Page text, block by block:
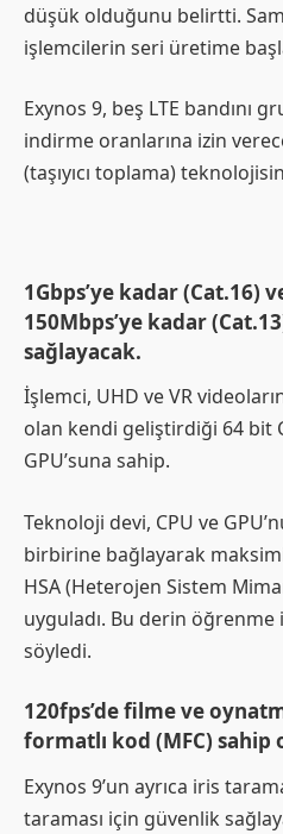
düşük olduğunu belirtti.
işlemcilerin seri üretime
Exynos 9, beş LTE bandını
indirme oranlarına izin
(taşıyıcı toplama)
1Gbps’ye kadar (Cat.16)
150Mbps’ye kadar
sağlayacak.
İşlemci, UHD ve VR
olan kendi geliştirdiği 64 bit
GPU’suna sahip.
Teknoloji devi, CPU ve
birbirine bağlayarak
HSA (Heterojen Sistem
uyguladı. Bu derin öğrenme
söyledi.
120fps’de filme ve
formatlı kod (MFC) sahip
Exynos 9’un ayrıca iris
taraması için güvenlik